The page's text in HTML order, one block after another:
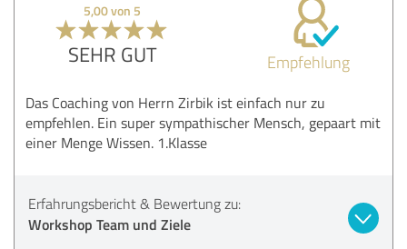
5,00 von 5
SEHR GUT Empfehlung
Das Coaching von Herrn Zirbik ist einfach nur zu
empfehlen. Ein super sympathischer Mensch, gepaart mit
einer Menge Wissen. 1.Klasse
Erfahrungsbericht & Bewertung zu:
Workshop Team und Ziele